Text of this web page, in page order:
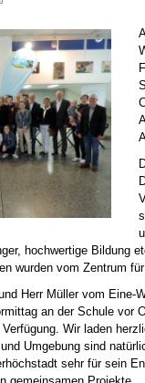
hochwertige Bildung
wurden vom Zentrum
Herr Müller vom Eine-
an der Schule vor
Wir laden
Umgebung sind
sehr für sein